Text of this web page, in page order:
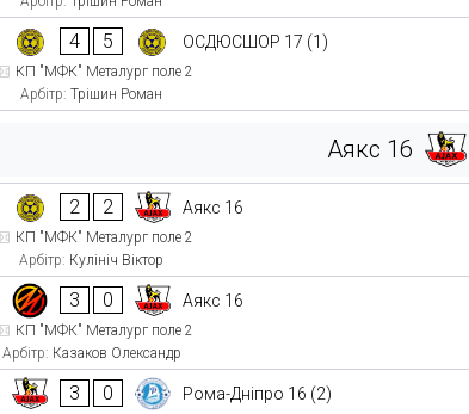
4 5 ОСДЮСШОР 17 (1)
КП "МФК" Металург поле 2
Арбітр: Трішин Роман
Аякс 16
2 2 Аякс 16
КП "МФК" Металург поле 2
Арбітр: Кулініч Віктор
3 0 Аякс 16
КП "МФК" Металург поле 2
Арбітр: Казаков Олександр
3 0 Рома-Дніпро 16 (2)